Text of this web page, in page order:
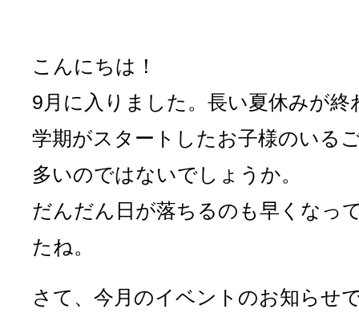
こんにちは！
9月に入りました。長い夏休みが終
学期がスタートしたお子様のいる
多いのではないでしょうか。
だんだん日が落ちるのも早くなっ
たね。
さて、今月のイベントのお知らせ